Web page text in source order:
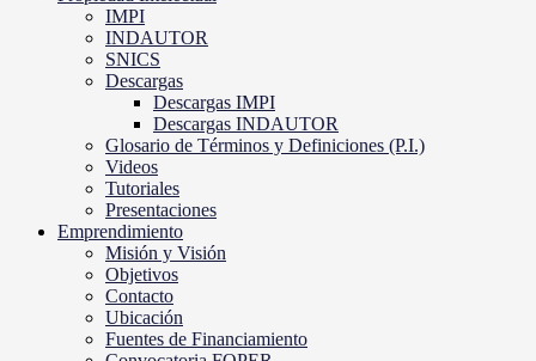
IMPI
INDAUTOR
SNICS
Descargas
Descargas IMPI
Descargas INDAUTOR
Glosario de Términos y Definiciones (P.I.)
Videos
Tutoriales
Presentaciones
Emprendimiento
Misión y Visión
Objetivos
Contacto
Ubicación
Fuentes de Financiamiento